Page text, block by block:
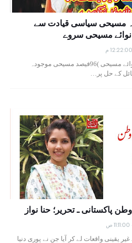
مسیحی سیاسی قیادت سے
نوائے مسیحی سروے
لاہور (تریضہ پیٹر ، کوآرڈینیٹر نوائے مسیحی )96فیصد مسیحی موجودہ
کے حل پر…
پاکستانی ـ تحریر؛ حنا نواز
یقینی واقعات لے کر آیا جن نے پوری دنیا